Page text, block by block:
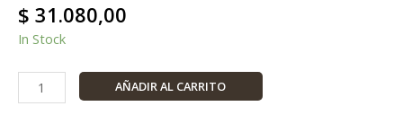
$ 31.080,00
In Stock
AÑADIR AL CARRITO